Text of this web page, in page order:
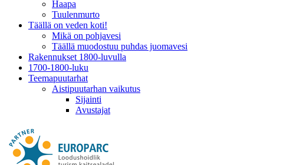
Haapa
Tuulenmurto
Täällä on veden koti!
Mikä on pohjavesi
Täällä muodostuu puhdas juomavesi
Rakennukset 1800-luvulla
1700-1800-luku
Teemapuutarhat
Aistipuutarhan vaikutus
Sijainti
Avustajat